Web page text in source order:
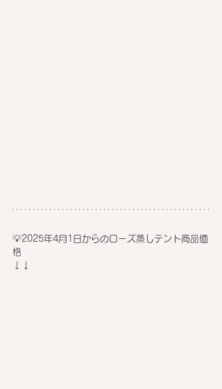
💡2025年4月1日からのローズ蒸しテント商品価
格